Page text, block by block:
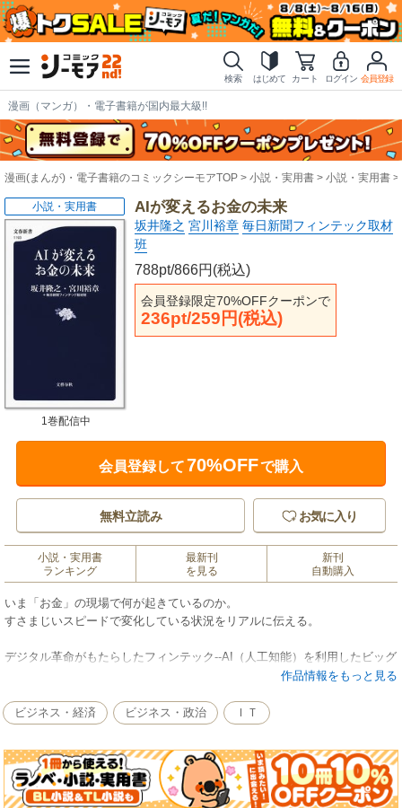
検索 はじめて カート ログイン 会員登録
漫画（マンガ）・電子書籍が国内最大級!!
漫画(まんが)・電子書籍のコミックシーモアTOP 小説・実用書 小説・実用書
AIが変えるお金の未来
坂井隆之 宮川裕章 毎日新聞フィンテック取材
班
788pt/866円(税込)
会員登録限定70%OFFクーポンで
236pt/259円(税込)
小説・実用書
1巻配信中
会員登録して70%OFFで購入
無料立読み お気に入り
小説・実用書
ランキング
最新刊
を見る
新刊
自動購入
いま「お金」の現場で何が起きているのか。
すさまじいスピードで変化している状況をリアルに伝える。
デジタル革命がもたらしたフィンテック--AI（人工知能）を利用したビッグ
データ分析、仮想通貨、中央銀行が発行するデジタル通貨、進むキャッシ
仮想通貨がブームとなり、各国の中央銀行はデジタル通貨の発行を検討し
デンや中国では、すでに現金を使う機会は激減している。
現金は消え、「お金」はデジタル情報となってネットの世界を駆け巡って
作品情報をもっと見る
ビジネス・経済 ビジネス・政治 ＩＴ